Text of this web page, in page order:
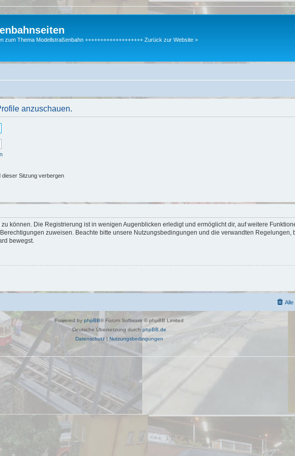
zum Thema Modellstraßenbahn +++++++++++++++++++ Zurück zur Website >
anzuschauen.
dieser Sitzung verbergen
können. Die Registrierung ist in wenigen Augenblicken erledigt und ermöglicht dir, auf weitere
zuweisen. Beachte bitte unsere Nutzungsbedingungen und die verwandten Regelungen,
bewegst.
Alle
Powered by phpBB® Forum Software © phpBB Limited
Deutsche Übersetzung durch phpBB.de
Datenschutz| Nutzungsbedingungen